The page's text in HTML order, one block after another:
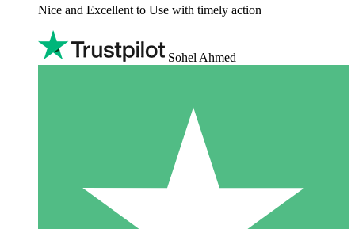
Nice and Excellent to Use with timely action
Sohel Ahmed